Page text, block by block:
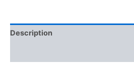
Description